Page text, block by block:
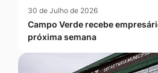
30 de Julho de 2026
Campo Verde recebe
próxima semana